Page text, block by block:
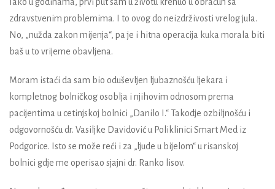
zdravstvenim problemima. I to ovog do neizdrživosti vrelog jula.
No, „nužda zakon mijenja“, pa je i hitna operacija kuka morala biti
baš u to vrijeme obavljena.
Moram istaći da sam bio oduševljen ljubaznošću ljekara i
kompletnog bolničkog osoblja i njihovim odnosom prema
pacijentima u cetinjskoj bolnici „Danilo I.“ Takodje ozbiljnošću i
odgovornošću dr. Vasiljke Davidović u Poliklinici Smart Med iz
Podgorice. Isto se može reći i za „ljude u bijelom“ u risanskoj
bolnici gdje me operisao sjajni dr. Ranko lisov.